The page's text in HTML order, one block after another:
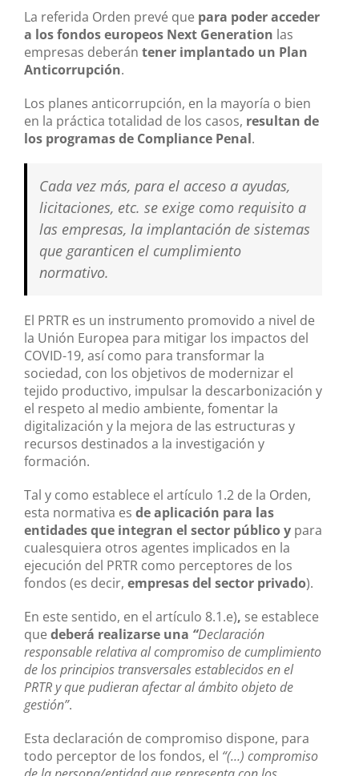
La referida Orden prevé que para poder acceder
a los fondos europeos Next Generation las
empresas deberán tener implantado un Plan
Anticorrupción.
Los planes anticorrupción, en la mayoría o bien
en la práctica totalidad de los casos, resultan de
los programas de Compliance Penal.
Cada vez más, para el acceso a ayudas,
licitaciones, etc. se exige como requisito a
las empresas, la implantación de sistemas
que garanticen el cumplimiento
normativo.
El PRTR es un instrumento promovido a nivel de
la Unión Europea para mitigar los impactos del
COVID-19, así como para transformar la
sociedad, con los objetivos de modernizar el
tejido productivo, impulsar la descarbonización y
el respeto al medio ambiente, fomentar la
digitalización y la mejora de las estructuras y
recursos destinados a la investigación y
formación.
Tal y como establece el artículo 1.2 de la Orden,
esta normativa es de aplicación para las
entidades que integran el sector público y para
cualesquiera otros agentes implicados en la
ejecución del PRTR como perceptores de los
fondos (es decir, empresas del sector privado).
En este sentido, en el artículo 8.1.e), se establece
que deberá realizarse una “Declaración
responsable relativa al compromiso de cumplimiento
de los principios transversales establecidos en el
PRTR y que pudieran afectar al ámbito objeto de
gestión”.
Esta declaración de compromiso dispone, para
todo perceptor de los fondos, el “(…) compromiso